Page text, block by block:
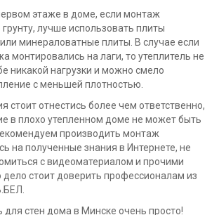
этаже в доме, если монтаж
лучше использовать плиты
минераловатные плиты. В случае если
монтировались на лаги, то утеплитель не
никакой нагрузки и можно смело
с меньшей плотностью.
стоит отнестись более чем ответственно,
в плохо утепленном доме не может быть
производить монтаж
на полученные знания в Интернете, не
с видеоматериалом и прочими
дело стоит доверить профессионалам из
для стен дома в Минске очень просто!